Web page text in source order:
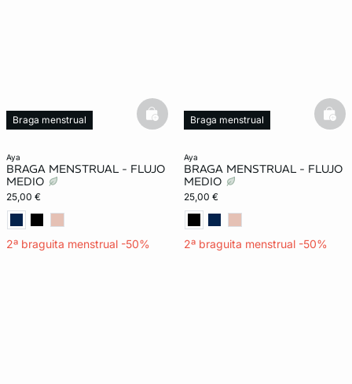
aya
BRAGA MENSTRUAL - FLUJO
MEDIO
25,00 €
2ª braguita menstrual -50%
Braga menstrual basketfull
aya
BRAGA MENSTRUAL - FLUJO
MEDIO
25,00 €
2ª braguita menstrual -50%
Braga menstrual